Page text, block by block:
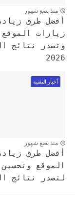
منذ بضع شهور
أفضل طرق
زيارات الموقع
وتصدر نتائج
2026
أخبار التقنيه
منذ بضع شهور
أفضل طرق
الموقع وتحسين
لتصدر نتائج